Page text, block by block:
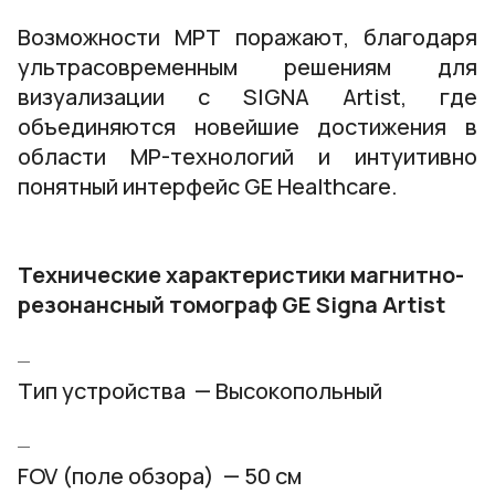
Возможности МРТ поражают, благодаря
ультрасовременным решениям для
визуализации с SIGNA Artist, где
объединяются новейшие достижения в
области МР-технологий и интуитивно
понятный интерфейс GE Healthcare.
Технические характеристики магнитно-
резонансный томограф GE Signa Artist
Тип устройства — Высокопольный
FOV (поле обзора) — 50 см